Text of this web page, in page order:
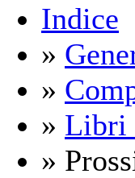
Indice
»
»
» Libri
»